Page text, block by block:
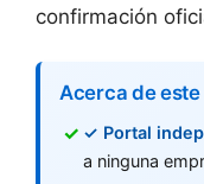
confirmación
Acerca de este
✓ Portal
a ninguna